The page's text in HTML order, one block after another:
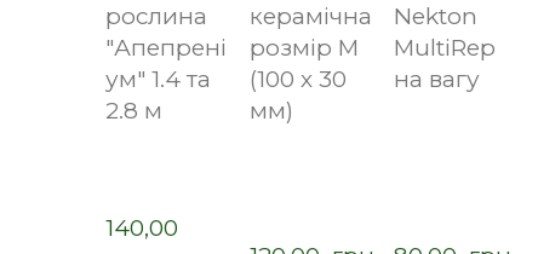
рослина
"Апепрені
ум" 1.4 та
2.8 м
140,00
керамічна
розмір M
(100 х 30
мм)
Nekton
MultiRep
на вагу